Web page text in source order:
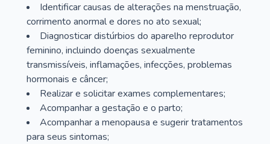
Identificar causas de alterações na menstruação,
corrimento anormal e dores no ato sexual;
Diagnosticar distúrbios do aparelho reprodutor
feminino, incluindo doenças sexualmente
transmissíveis, inflamações, infecções, problemas
hormonais e câncer;
Realizar e solicitar exames complementares;
Acompanhar a gestação e o parto;
Acompanhar a menopausa e sugerir tratamentos
para seus sintomas;